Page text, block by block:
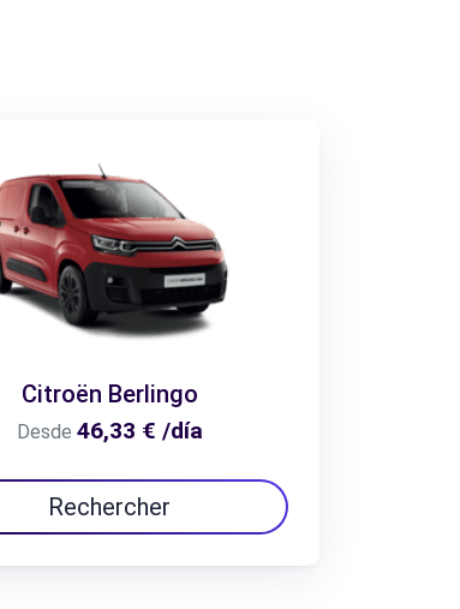
Citroën Berlingo
Desde 46,33 € /día
Rechercher